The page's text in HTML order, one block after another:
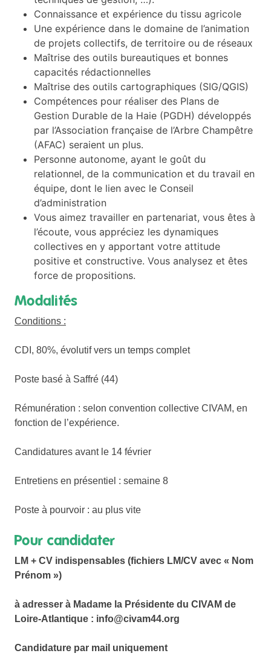
Connaissance et expérience du tissu agricole
Une expérience dans le domaine de l’animation
de projets collectifs, de territoire ou de réseaux
Maîtrise des outils bureautiques et bonnes
capacités rédactionnelles
Maîtrise des outils cartographiques (SIG/QGIS)
Compétences pour réaliser des Plans de
Gestion Durable de la Haie (PGDH) développés
par l’Association française de l’Arbre Champêtre
(AFAC) seraient un plus.
Personne autonome, ayant le goût du
relationnel, de la communication et du travail en
équipe, dont le lien avec le Conseil
d’administration
Vous aimez travailler en partenariat, vous êtes à
l’écoute, vous appréciez les dynamiques
collectives en y apportant votre attitude
positive et constructive. Vous analysez et êtes
force de propositions.
Modalités
Conditions :
CDI, 80%, évolutif vers un temps complet
Poste basé à Saffré (44)
Rémunération : selon convention collective CIVAM, en
fonction de l’expérience.
Candidatures avant le 14 février
Entretiens en présentiel : semaine 8
Poste à pourvoir : au plus vite
Pour candidater
LM + CV indispensables (fichiers LM/CV avec « Nom
Prénom »)
à adresser à Madame la Présidente du CIVAM de
Loire-Atlantique : info@civam44.org
Candidature par mail uniquement